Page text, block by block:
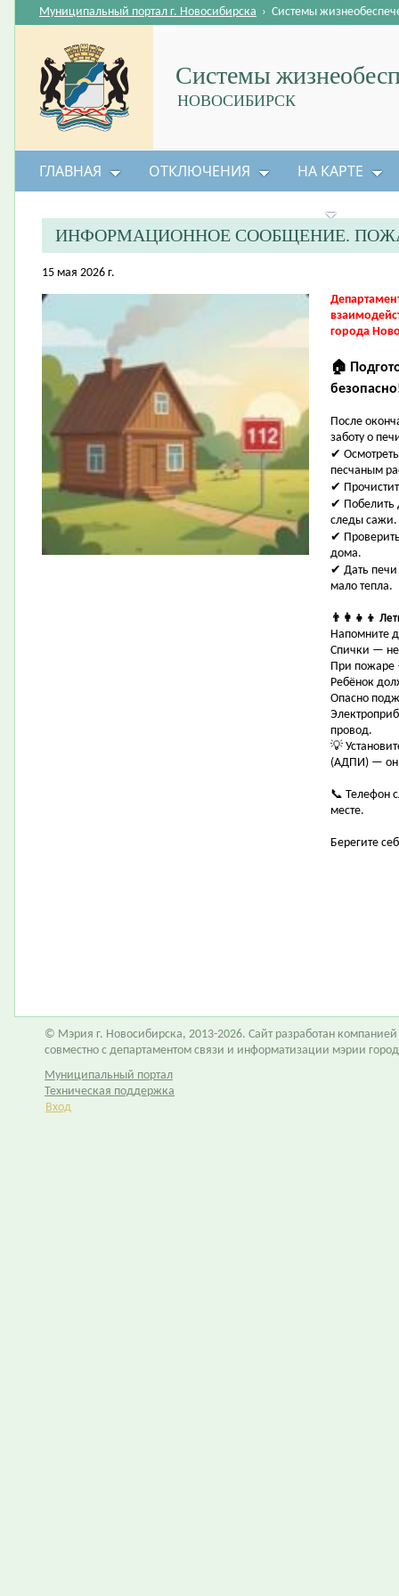
Системы
НОВОСИБИРСК
Муниципальный портал г. Новосибирска › Системы
ГЛАВНАЯ ОТКЛЮЧЕНИЯ НА КАРТЕ
ИНФОРМАЦИОННОЕ СООБЩЕНИЕ.
15 мая 2026 г.
города
🏠
После
заботу о
✔
песчаным
✔
✔ Побелить
следы сажи.
✔
дома.
✔ Дать печи
мало тепла.
👨‍👩‍👧‍👦
Напомните
Спички — не
При пожаре
Ребёнок
Опасно
провод.
💡
(АДПИ) — он
📞 Телефон
месте.
Берегите
© Мэрия г. Новосибирска, 2013-2026. Сайт разработан компанией
совместно с департаментом связи и информатизации мэрии
Муниципальный портал
Техническая поддержка
Вход